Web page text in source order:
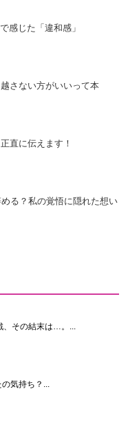
感じた「違和感」
さない方がいいって本
直に伝えます！
る？私の覚悟に隠れた想い
、その結末は…。...
気持ち？...